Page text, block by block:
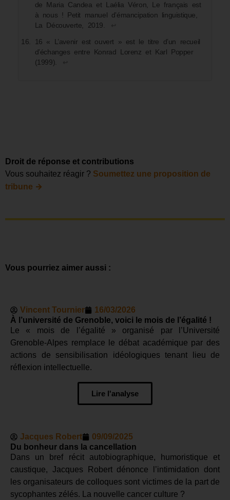
de Maria Candea et Laélia Véron, Le français est
à nous ! Petit manuel d’émancipation linguistique,
La Découverte, 2019.
16 « L’avenir est ouvert » est le titre d’un recueil
d’échanges entre Konrad Lorenz et Karl Popper
(1999).
Droit de réponse et contributions
Vous souhaitez réagir ? Soumettez une proposition de
tribune →
Vous pourriez aimer aussi :
Vincent Tournier
16/03/2026
À l’université de Grenoble, voici le mois de l’égalité !
Le « mois de l’égalité » organisé par l’Université
Grenoble-Alpes remplace le débat académique par des
actions de sensibilisation idéologiques tenant lieu de
réflexion intellectuelle.
Lire l'analyse
Jacques Robert
09/09/2025
Du bonheur dans la cancellation
Dans un bref récit autobiographique, humoristique et
caustique, Jacques Robert dénonce l’intimidation dont
les organisateurs de colloques sont victimes de la part de
sycophantes zélés. La nouvelle cancer culture ?